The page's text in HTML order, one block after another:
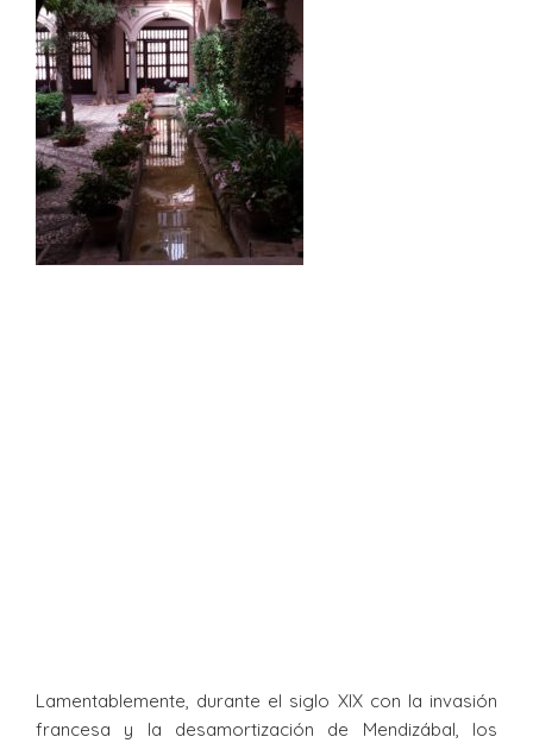
Lamentablemente, durante el siglo XIX con la invasión
francesa y la desamortización de Mendizábal, los